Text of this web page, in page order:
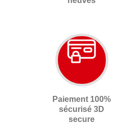
Paiement 100%
sécurisé 3D
secure